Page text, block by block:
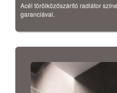
Acél törölközőszárító radiátor
garanciával.